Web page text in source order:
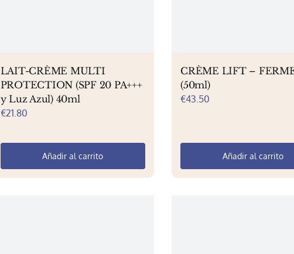
producto
LAIT-CRÈME MULTI
PROTECTION (SPF 20 PA+++
y Luz Azul) 40ml
€21.80
Añadir al carrito
CRÈME LIFT –
(50ml)
€43.50
Añadir al carrito